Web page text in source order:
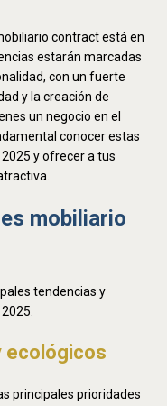
contract está en
estarán marcadas
con un fuerte
y la creación de
un negocio en el
conocer estas
y ofrecer a tus
mobiliario
tendencias y
ecológicos
principales prioridades